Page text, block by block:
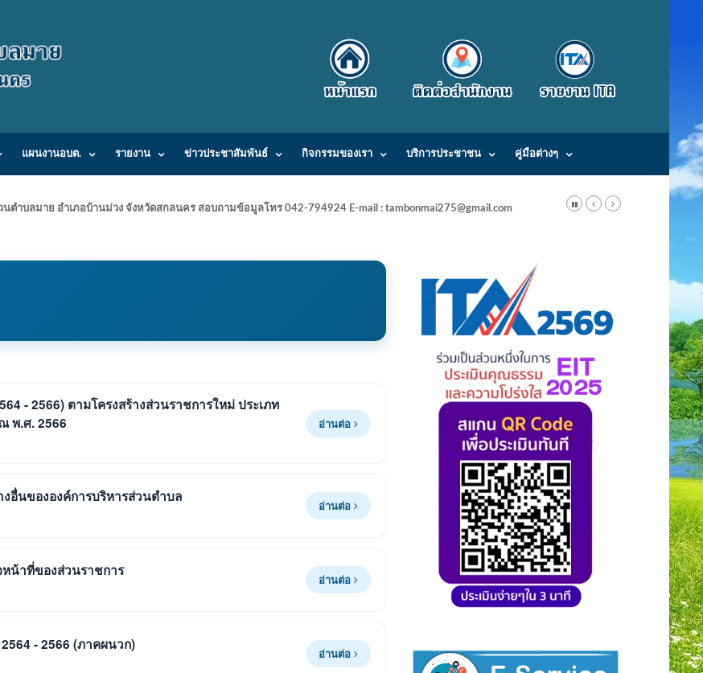
แผนงานอบต. รายงาน ข่าวประชาสัมพันธ์ กิจกรรมของเรา บริการประชาชน คู่มือต่างๆ
ตำบลมาย อำเภอบ้านม่วง จังหวัดสกลนคร สอบถามข้อมูลโทร 042-794924 E-mail : tambonmai275@gmail.com
- 2566) ตามโครงสร้างส่วนราชการใหม่ ประเภท
พ.ศ. 2566
อ่านต่อ
อื่นขององค์การบริหารส่วนตำบล
อ่านต่อ
น้าที่ของส่วนราชการ
อ่านต่อ
- 2566 (ภาคผนวก)
อ่านต่อ